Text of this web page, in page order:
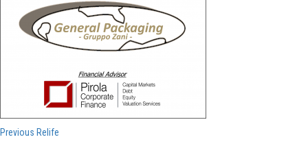
Navigazione
Previous Previous
Relife